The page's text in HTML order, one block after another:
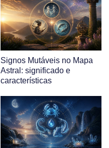
Signos Mutáveis no Mapa
Astral: significado e
características